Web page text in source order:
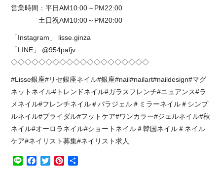
営業時間：平日AM10:00～PM22:00
土日祝AM10:00～PM20:00
「Instagram」 lisse.ginza
「LINE」 @954pafjv
◇◇◇◇◇◇◇◇◇◇◇◇◇◇◇◇◇◇◇◇
#Lisse銀座#リセ銀座ネイル#銀座#nail#nailart#naildesign#マグ
ネットネイル#トレンドネイル#ガラスフレンチ#ニュアンス#ラ
メネイル#フレンチネイル＃パラジェル＃ミラーネイル＃シンプ
ルネイル#ブライダル#フットケア#ワンカラー#ジェルネイル#秋
ネイル#オーロラネイル#ショートネイル＃韓国ネイル＃ネイル
ケア#ネイリスト募集#ネイリスト求人
Line Facebook
TwitterPinterest